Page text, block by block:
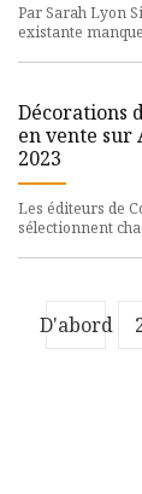
Par Sarah Lyon
existante
Décorations
en vente sur
2023
Les éditeurs de
sélectionnent
D'abord